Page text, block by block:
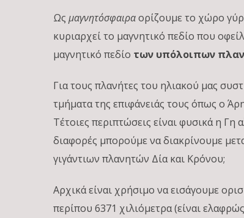
Ωςμαγνητόσφαιραορίζουμε το χώρο
κυριαρχεί το μαγνητικό πεδίο που
μαγνητικό πεδίο των υπόλοιπων
Για τους πλανήτες του ηλιακού μας
τμήματα της επιφάνειάς τους όπως ο
Τέτοιες περιπτώσεις είναι φυσικά η Γη
διαφορές μπορούμε να διακρίνουμε
γιγάντιων πλανητών Δία και Κρόνου;
Αρχικά είναι χρήσιμο να εισάγουμε
περίπου 6371 χιλιόμετρα (είναι